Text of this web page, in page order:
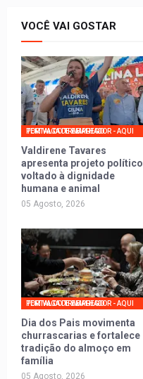
VOCÊ VAI GOSTAR
PORTAL DO TRABALHADOR - AQUI TEM VAGA DE EMPREGO
Valdirene Tavares
apresenta projeto político
voltado à dignidade
humana e animal
05 Agosto, 2026
PORTAL DO TRABALHADOR - AQUI TEM VAGA DE EMPREGO
Dia dos Pais movimenta
churrascarias e fortalece
tradição do almoço em
família
05 Agosto, 2026